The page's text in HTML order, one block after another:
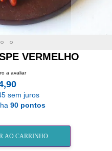
VERMELHO
a avaliar
sem juros
90 pontos
AO CARRINHO